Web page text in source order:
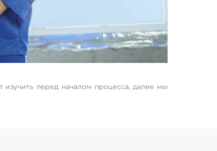
изучить перед началом процесса, далее мы